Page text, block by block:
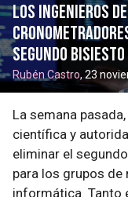
Los ingenieros
segundo bisiesto
Rubén Castro, 23
La semana
científica y
eliminar el
para los grupos
informática. Tanto